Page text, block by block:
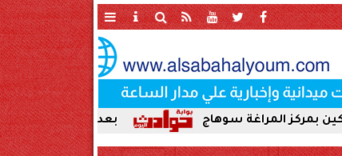
بعد ضبط حمير مذبوحة في سوهاج